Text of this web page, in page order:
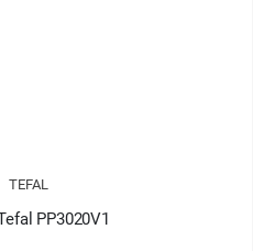
TEFAL
PP3020V1